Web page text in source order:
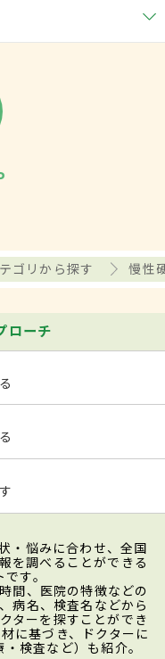
ゴリから探す 慢性
ローチ
・悩みに合わせ、全国
を調べることができる
す。
間、医院の特徴などの
病名、検査名などから
ターを探すことができ
に基づき、ドクターに
検査など）も紹介。